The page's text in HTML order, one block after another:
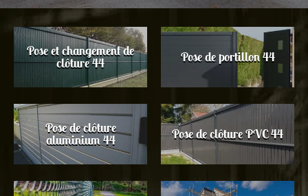
Pose et changement de
clôture 44 Pose de portillon 44
Pose de clôture
aluminium 44 Pose de clôture PVC 44